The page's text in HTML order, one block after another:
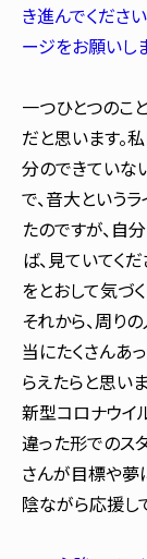
き進んでくださ
ージをお願いし
一つひとつのこ
だと思います。
分のできていな
で、音大という
たのですが、自
ば、見ていてく
をとおして気づ
それから、周り
当にたくさんあ
らえたらと思いま
新型コロナウイ
違った形でのス
さんが目標や夢
陰ながら応援し